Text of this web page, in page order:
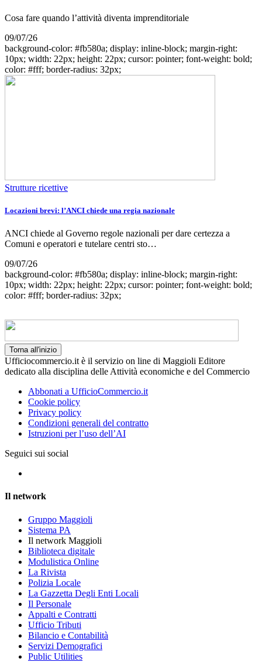
Cosa fare quando l’attività diventa imprenditoriale
09/07/26
background-color: #fb580a; display: inline-block; margin-right:
10px; width: 22px; height: 22px; cursor: pointer; font-weight: bold;
color: #fff; border-radius: 32px;
Strutture ricettive
Locazioni brevi: l’ANCI chiede una regia nazionale
ANCI chiede al Governo regole nazionali per dare certezza a
Comuni e operatori e tutelare centri sto…
09/07/26
background-color: #fb580a; display: inline-block; margin-right:
10px; width: 22px; height: 22px; cursor: pointer; font-weight: bold;
color: #fff; border-radius: 32px;
Torna all'inizio
Ufficiocommercio.it è il servizio on line di Maggioli Editore
dedicato alla disciplina delle Attività economiche e del Commercio
Abbonati a UfficioCommercio.it
Cookie policy
Privacy policy
Condizioni generali del contratto
Istruzioni per l’uso dell’AI
Seguici sui social
Il network
Gruppo Maggioli
Sistema PA
Il network Maggioli
Biblioteca digitale
Modulistica Online
La Rivista
Polizia Locale
La Gazzetta Degli Enti Locali
Il Personale
Appalti e Contratti
Ufficio Tributi
Bilancio e Contabilità
Servizi Demografici
Public Utilities